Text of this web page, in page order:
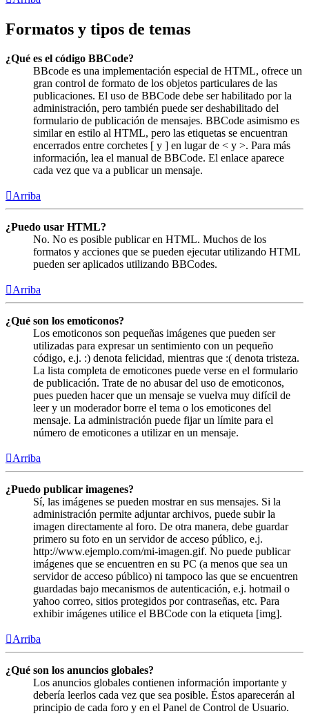
Formatos y tipos de temas
¿Qué es el código BBCode?
BBcode es una implementación especial de HTML, ofrece un
gran control de formato de los objetos particulares de las
publicaciones. El uso de BBCode debe ser habilitado por la
administración, pero también puede ser deshabilitado del
formulario de publicación de mensajes. BBCode asimismo es
similar en estilo al HTML, pero las etiquetas se encuentran
encerrados entre corchetes [ y ] en lugar de < y >. Para más
información, lea el manual de BBCode. El enlace aparece
cada vez que va a publicar un mensaje.
Arriba
¿Puedo usar HTML?
No. No es posible publicar en HTML. Muchos de los
formatos y acciones que se pueden ejecutar utilizando HTML
pueden ser aplicados utilizando BBCodes.
Arriba
¿Qué son los emoticonos?
Los emoticonos son pequeñas imágenes que pueden ser
utilizadas para expresar un sentimiento con un pequeño
código, e.j. :) denota felicidad, mientras que :( denota tristeza.
La lista completa de emoticones puede verse en el formulario
de publicación. Trate de no abusar del uso de emoticonos,
pues pueden hacer que un mensaje se vuelva muy difícil de
leer y un moderador borre el tema o los emoticones del
mensaje. La administración puede fijar un límite para el
número de emoticones a utilizar en un mensaje.
Arriba
¿Puedo publicar imagenes?
Sí, las imágenes se pueden mostrar en sus mensajes. Si la
administración permite adjuntar archivos, puede subir la
imagen directamente al foro. De otra manera, debe guardar
primero su foto en un servidor de acceso público, e.j.
http://www.ejemplo.com/mi-imagen.gif. No puede publicar
imágenes que se encuentren en su PC (a menos que sea un
servidor de acceso público) ni tampoco las que se encuentren
guardadas bajo mecanismos de autenticación, e.j. hotmail o
yahoo correo, sitios protegidos por contraseñas, etc. Para
exhibir imágenes utilice el BBCode con la etiqueta [img].
Arriba
¿Qué son los anuncios globales?
Los anuncios globales contienen información importante y
debería leerlos cada vez que sea posible. Éstos aparecerán al
principio de cada foro y en el Panel de Control de Usuario.